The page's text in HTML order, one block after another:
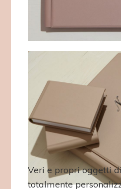
Veri e propri oggetti
totalmente